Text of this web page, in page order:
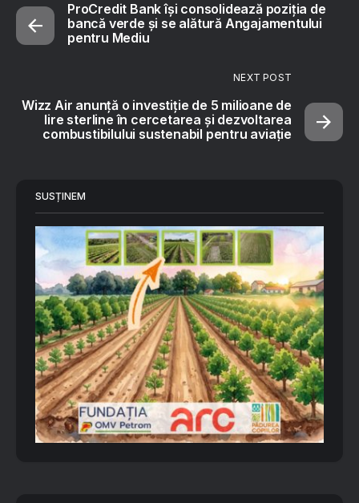
ProCredit Bank își consolidează poziția de
bancă verde și se alătură Angajamentului
pentru Mediu
NEXT POST
Wizz Air anunță o investiție de 5 milioane de
lire sterline în cercetarea și dezvoltarea
combustibilului sustenabil pentru aviație
SUSȚINEM